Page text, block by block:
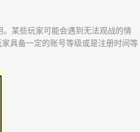
某些玩家可能会遇到无法观战的情
具备一定的账号等级或是注册时间等